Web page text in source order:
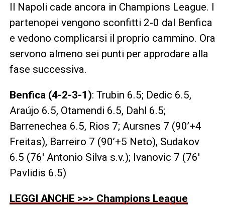
Il Napoli cade ancora in Champions League. I
partenopei vengono sconfitti 2-0 dal Benfica
e vedono complicarsi il proprio cammino. Ora
servono almeno sei punti per approdare alla
fase successiva.
Benfica (4-2-3-1): Trubin 6.5; Dedic 6.5,
Araújo 6.5, Otamendi 6.5, Dahl 6.5;
Barrenechea 6.5, Rios 7; Aursnes 7 (90’+4
Freitas), Barreiro 7 (90’+5 Neto), Sudakov
6.5 (76′ Antonio Silva s.v.); Ivanovic 7 (76′
Pavlidis 6.5)
LEGGI ANCHE >>> Champions League